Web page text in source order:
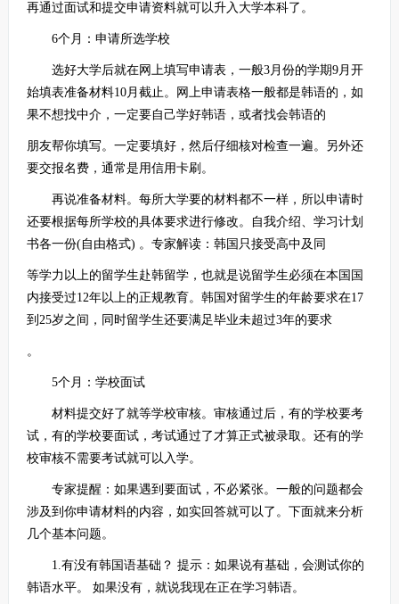
再通过面试和提交申请资料就可以升入大学本科了。
6个月：申请所选学校
选好大学后就在网上填写申请表，一般3月份的学期9月开
始填表准备材料10月截止。网上申请表格一般都是韩语的，如
果不想找中介，一定要自己学好韩语，或者找会韩语的
朋友帮你填写。一定要填好，然后仔细核对检查一遍。另外还
要交报名费，通常是用信用卡刷。
再说准备材料。每所大学要的材料都不一样，所以申请时
还要根据每所学校的具体要求进行修改。自我介绍、学习计划
书各一份(自由格式) 。专家解读：韩国只接受高中及同
等学力以上的留学生赴韩留学，也就是说留学生必须在本国国
内接受过12年以上的正规教育。韩国对留学生的年龄要求在17
到25岁之间，同时留学生还要满足毕业未超过3年的要求
。
5个月：学校面试
材料提交好了就等学校审核。审核通过后，有的学校要考
试，有的学校要面试，考试通过了才算正式被录取。还有的学
校审核不需要考试就可以入学。
专家提醒：如果遇到要面试，不必紧张。一般的问题都会
涉及到你申请材料的内容，如实回答就可以了。下面就来分析
几个基本问题。
1.有没有韩国语基础？ 提示：如果说有基础，会测试你的
韩语水平。 如果没有，就说我现在正在学习韩语。